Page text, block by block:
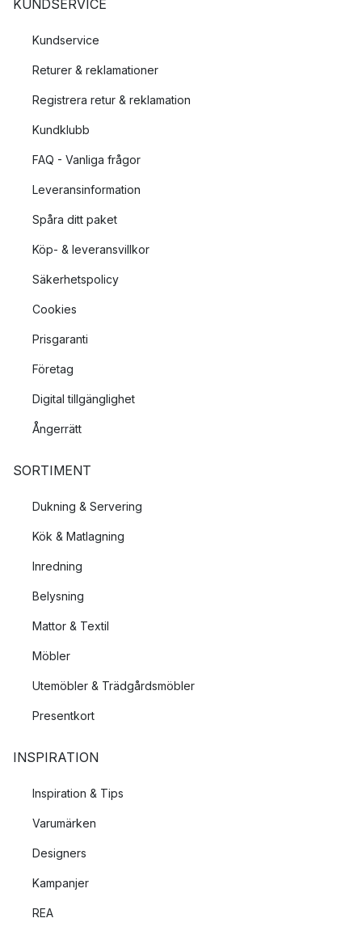
KUNDSERVICE
Kundservice
Returer & reklamationer
Registrera retur & reklamation
Kundklubb
FAQ - Vanliga frågor
Leveransinformation
Spåra ditt paket
Köp- & leveransvillkor
Säkerhetspolicy
Cookies
Prisgaranti
Företag
Digital tillgänglighet
Ångerrätt
SORTIMENT
Dukning & Servering
Kök & Matlagning
Inredning
Belysning
Mattor & Textil
Möbler
Utemöbler & Trädgårdsmöbler
Presentkort
INSPIRATION
Inspiration & Tips
Varumärken
Designers
Kampanjer
REA